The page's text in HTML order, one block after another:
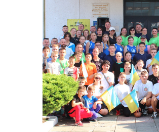
Герої не вмирають